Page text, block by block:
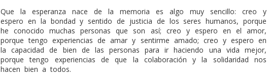
Que la esperanza nace de la memoria es algo muy sencillo: creo y
espero en la bondad y sentido de justicia de los seres humanos, porque
he conocido muchas personas que son así; creo y espero en el amor,
porque tengo experiencias de amar y sentirme amado; creo y espero en
la capacidad de bien de las personas para ir haciendo una vida mejor,
porque tengo experiencias de que la colaboración y la solidaridad nos
hacen bien a todos.